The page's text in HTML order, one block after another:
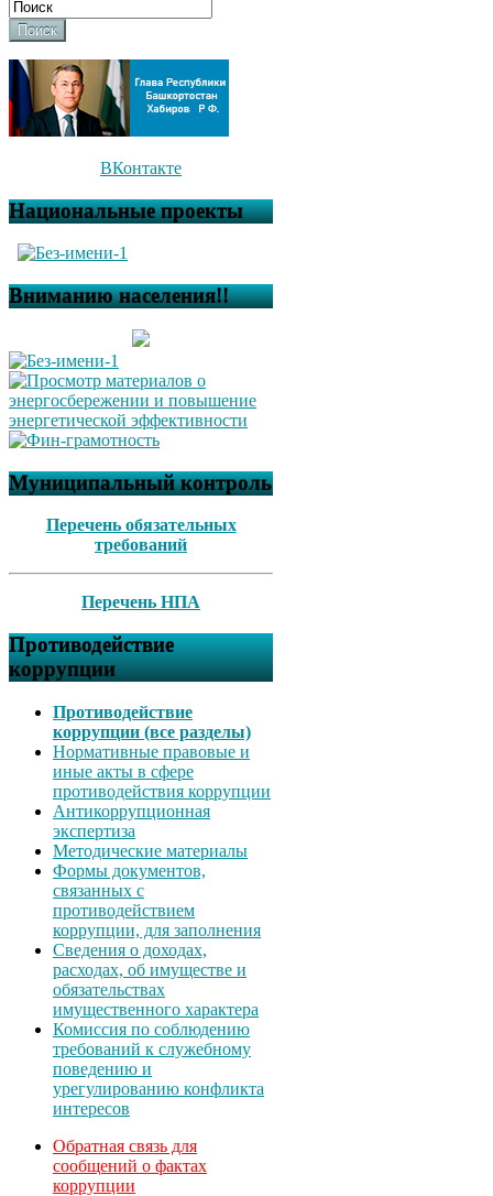
Поиск
ВКонтакте
Национальные проекты
Вниманию населения!!
Муниципальный контроль
Перечень обязательных
требований
Перечень НПА
Противодействие
коррупции
Противодействие
коррупции (все разделы)
Нормативные правовые и
иные акты в сфере
противодействия коррупции
Антикоррупционная
экспертиза
Методические материалы
Формы документов,
связанных с
противодействием
коррупции, для заполнения
Сведения о доходах,
расходах, об имуществе и
обязательствах
имущественного характера
Комиссия по соблюдению
требований к служебному
поведению и
урегулированию конфликта
интересов
Обратная связь для
сообщений о фактах
коррупции